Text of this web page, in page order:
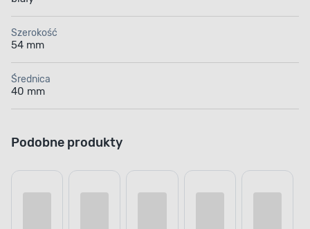
Szerokość
54 mm
Średnica
40 mm
Podobne produkty